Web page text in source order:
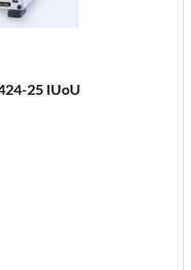
25 IUoU